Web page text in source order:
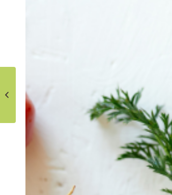
Tomàquets